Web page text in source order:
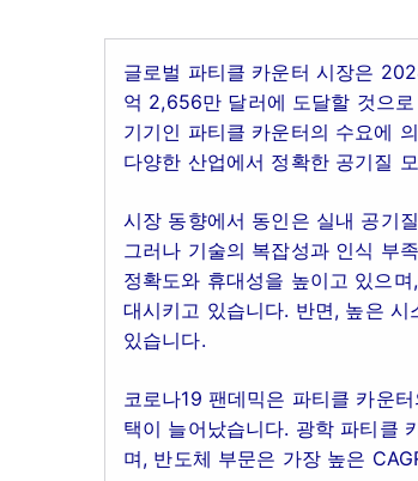
글로벌 파티클 카운터 시장은
억 2,656만 달러에 도달할 것으
기기인 파티클 카운터의 수요에
다양한 산업에서 정확한 공기질
시장 동향에서 동인은 실내 공기
그러나 기술의 복잡성과 인식 부
정확도와 휴대성을 높이고 있으
대시키고 있습니다. 반면, 높은
있습니다.
코로나19 팬데믹은 파티클 카운
택이 늘어났습니다. 광학 파티클
며, 반도체 부문은 가장 높은